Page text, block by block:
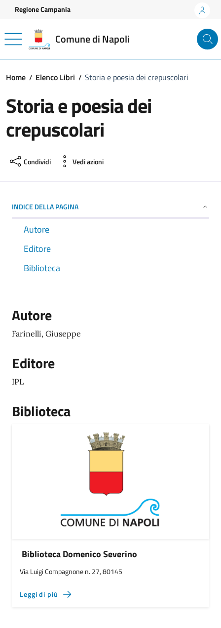
Vai ai contenuti
Vai al footer
Regione Campania
Comune di Napoli
Home Elenco Libri Storia e poesia dei crepuscolari
Storia e poesia dei
crepuscolari
Condividi Vedi azioni
INDICE DELLA PAGINA
Autore
Editore
Biblioteca
Autore
Farinelli, Giuseppe
Editore
IPL
Biblioteca
Biblioteca Domenico Severino
Via Luigi Compagnone n. 27, 80145
Leggi di più